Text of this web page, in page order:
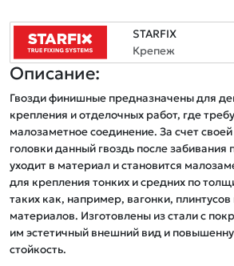
STARFIX
Крепеж
Описание:
Гвозди финишные предназначены для
крепления и отделочных работ, где
малозаметное соединение. За счет
головки данный гвоздь после забивания
уходит в материал и становится
для крепления тонких и средних по
таких как, например, вагонки, плинтусов
материалов. Изготовлены из стали с
им эстетичный внешний вид и
стойкость.